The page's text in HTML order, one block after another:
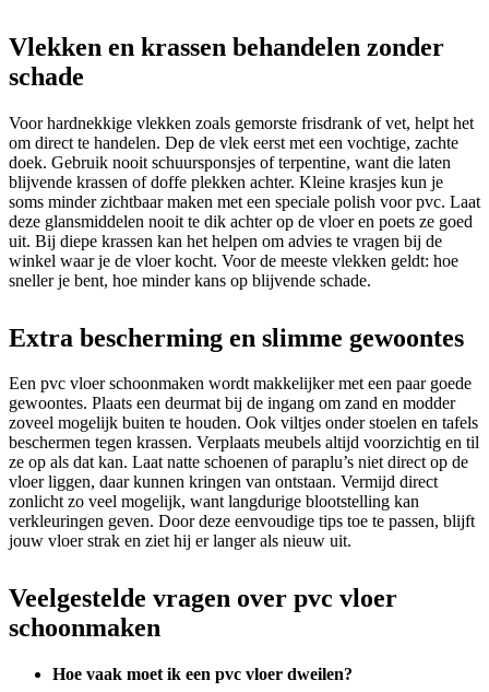
Vlekken en krassen behandelen zonder
schade
Voor hardnekkige vlekken zoals gemorste frisdrank of vet, helpt het
om direct te handelen. Dep de vlek eerst met een vochtige, zachte
doek. Gebruik nooit schuursponsjes of terpentine, want die laten
blijvende krassen of doffe plekken achter. Kleine krasjes kun je
soms minder zichtbaar maken met een speciale polish voor pvc. Laat
deze glansmiddelen nooit te dik achter op de vloer en poets ze goed
uit. Bij diepe krassen kan het helpen om advies te vragen bij de
winkel waar je de vloer kocht. Voor de meeste vlekken geldt: hoe
sneller je bent, hoe minder kans op blijvende schade.
Extra bescherming en slimme gewoontes
Een pvc vloer schoonmaken wordt makkelijker met een paar goede
gewoontes. Plaats een deurmat bij de ingang om zand en modder
zoveel mogelijk buiten te houden. Ook viltjes onder stoelen en tafels
beschermen tegen krassen. Verplaats meubels altijd voorzichtig en til
ze op als dat kan. Laat natte schoenen of paraplu’s niet direct op de
vloer liggen, daar kunnen kringen van ontstaan. Vermijd direct
zonlicht zo veel mogelijk, want langdurige blootstelling kan
verkleuringen geven. Door deze eenvoudige tips toe te passen, blijft
jouw vloer strak en ziet hij er langer als nieuw uit.
Veelgestelde vragen over pvc vloer
schoonmaken
Hoe vaak moet ik een pvc vloer dweilen?